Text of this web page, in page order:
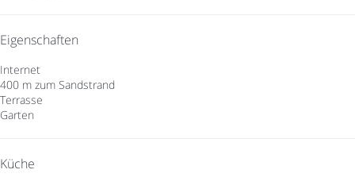
Eigenschaften
Internet
400 m zum Sandstrand
Terrasse
Garten
Küche